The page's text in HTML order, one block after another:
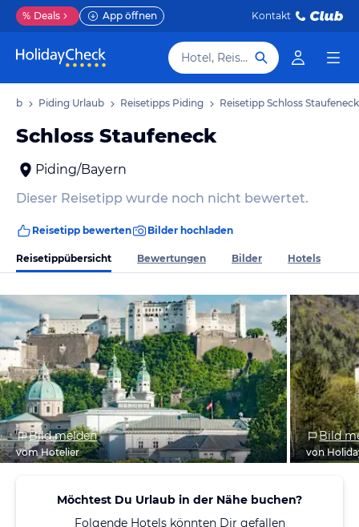
% Deals App öffnen Kontakt
Hotel, Reiseziel
Piding Urlaub Reisetipps Piding Reisetipp Schloss Staufeneck
Schloss Staufeneck
Piding/Bayern
Dieser Reisetipp wurde noch nicht bewertet.
Reisetipp bewerten Bilder hochladen
Reisetippübersicht Bewertungen Bilder Hotels
Bild melden
vom Hotelier
Bild
von
Möchtest Du Urlaub in der Nähe buchen?
Folgende Hotels könnten Dir gefallen